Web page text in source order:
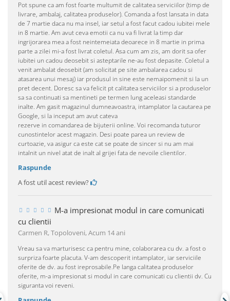
Pot spune ca am fost foarte multumit de calitatea serviciilor (timp de
livrare, ambalaj, calitatea produselor). Comanda a fost lansata in data
de 7 martie daca nu ma insel, iar setul a fost facut cadou iubitei mele
in 8 martie. Am avut ceva emotii ca nu va fi livrat la timp dar
ingrijorarea mea a fost neintemeiata deoarece in 8 martie in prima
parte a zilei mi-a fost livrat coletul. Asa cum am zis, am dorit sa ofer
iubitei un cadou deosebit si asteptarile ne-au fost depasite. Coletul a
venit ambalat deosebit (am solicitat pe site ambalarea cadou si
atasarea unui mesaj) iar produsul in sine este nemaipomenit si la un
pret decent. Doresc sa va felicit pt calitatea serviciilor si a produselor
sa sa continuati sa mentineti pe termen lung aceleasi standarde
inalte. Am gasit magazinul dumneavoastra, intamplator la cautarea pe
Google, si la inceput am avut cateva
rezerve in comandarea de bijuterii online. Voi recomanda tuturor
cunostintelor acest magazin. Desi poate parea un review de
curtoazie, va asigur ca este cat se poate de sincer si nu am mai
intalnit un nivel atat de inalt al grijei fata de nevoile clientilor.
Raspunde
A fost util acest review?
M-a impresionat modul in care comunicati
cu clientii
Carmen R, Topoloveni,Acum 14 ani
Vreau sa va marturisesc ca pentru mine, colaborarea cu dv. a fost o
surpriza foarte placuta. V-am descoperit intamplator, iar serviciile
oferite de dv. au fost ireprosabile.Pe langa calitatea produselor
oferite, m-a impresionat si modul in care comunicati cu clientii dv. Cu
siguranta voi reveni.